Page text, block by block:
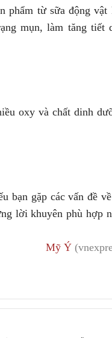
phẩm từ sữa động vật
mụn, làm tăng tiết
oxy và chất dinh
bạn gặp các vấn đề
lời khuyên phù hợp
Mỹ Ý